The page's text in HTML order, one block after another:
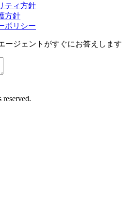
ティ方針
方針
ポリシー
ージェントがすぐにお答えします